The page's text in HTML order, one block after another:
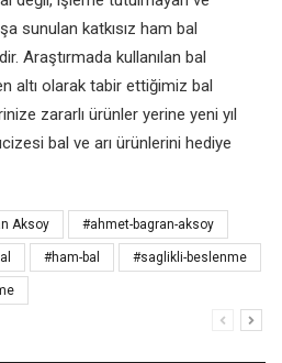
sunulan katkısız ham bal
Araştırmada kullanılan bal
altı olarak tabir ettiğimiz bal
zararlı ürünler yerine yeni yıl
bal ve arı ürünlerini hediye
Aksoy #ahmet-bagran-aksoy
#ham-bal #saglikli-beslenme